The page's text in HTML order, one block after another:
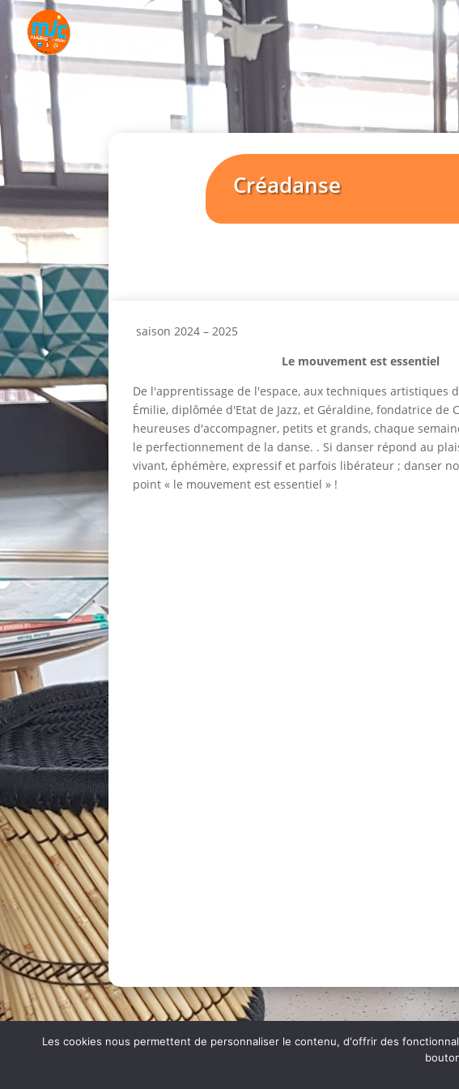
Créadanse
saison 2024 – 2025
Le mouvement est essentiel
De l'apprentissage de l'espace, aux techniques artistiques
Émilie, diplômée d'Etat de Jazz, et Géraldine, fondatrice de
heureuses d'accompagner, petits et grands, chaque
le perfectionnement de la danse. . Si danser répond au
vivant, éphémère, expressif et parfois libérateur ; danser
point « le mouvement est essentiel » !
Les cookies nous permettent de personnaliser le contenu, d'offrir des